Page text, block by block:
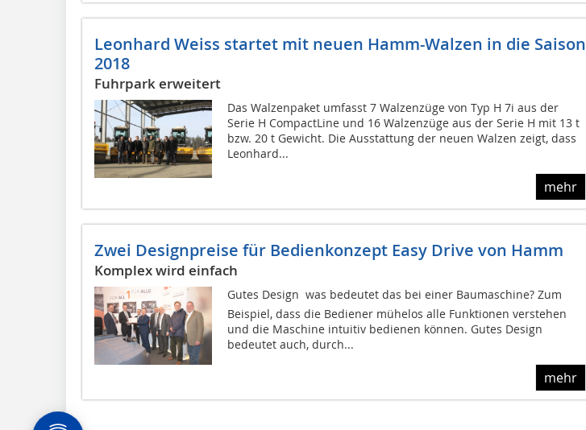
Leonhard Weiss startet mit neuen Hamm-Walzen in die Saison
2018
Fuhrpark erweitert
Das Walzenpaket umfasst 7 Walzenzüge von Typ H 7i aus der
Serie H CompactLine und 16 Walzenzüge aus der Serie H mit 13 t
bzw. 20 t Gewicht. Die Ausstattung der neuen Walzen zeigt, dass
Leonhard...
mehr
Zwei Designpreise für Bedienkonzept Easy Drive von Hamm
Komplex wird einfach
Gutes Design  was bedeutet das bei einer Baumaschine? Zum
Beispiel, dass die Bediener mühelos alle Funktionen verstehen
und die Maschine intuitiv bedienen können. Gutes Design
bedeutet auch, durch...
mehr